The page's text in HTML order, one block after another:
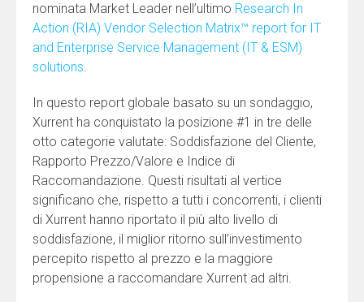
nominata Market Leader nell’ultimo Research In
Action (RIA) Vendor Selection Matrix™ report for IT
and Enterprise Service Management (IT & ESM)
solutions.
In questo report globale basato su un sondaggio,
Xurrent ha conquistato la posizione #1 in tre delle
otto categorie valutate: Soddisfazione del Cliente,
Rapporto Prezzo/Valore e Indice di
Raccomandazione. Questi risultati al vertice
significano che, rispetto a tutti i concorrenti, i clienti
di Xurrent hanno riportato il più alto livello di
soddisfazione, il miglior ritorno sull’investimento
percepito rispetto al prezzo e la maggiore
propensione a raccomandare Xurrent ad altri.